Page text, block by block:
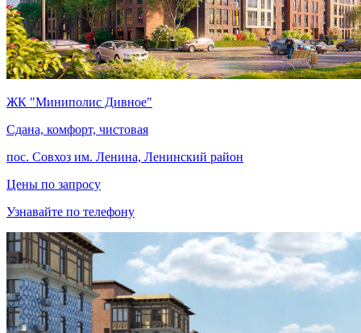
ЖК "Миниполис Дивное"
Сдана, комфорт, чистовая
пос. Совхоз им. Ленина, Ленинский район
Цены по запросу
Узнавайте по телефону